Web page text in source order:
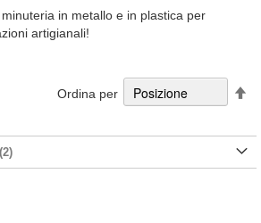
in metallo e in plastica per
artigianali!
Ordina per